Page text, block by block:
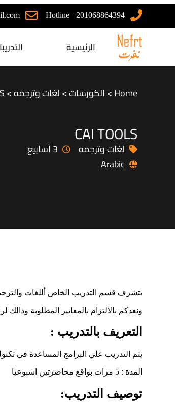
Hotline +201068864394
الرئيسية
Home
>الكورسات>لغات وترجمه>
CAI TOOLS
لغات وترجمه
3 أسابيع
Arabic
يتشرف قسم التدريب الخاص أللغات
ونعدكم بالالتزام بالمعايير المطلوبة
التعريف بالتدريب :
يتم التدريب علي البرامج المساعدة في
المدة : 5 مرات بواقع محاضرتين اسبوعيا
توصيف التدريب: